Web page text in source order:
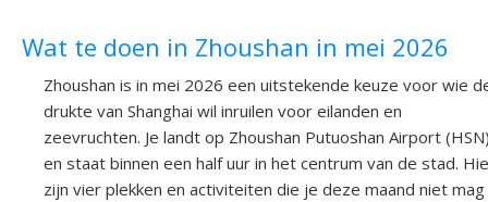
Wat te doen in Zhoushan in mei 2026
Zhoushan is in mei 2026 een uitstekende keuze voor wie
drukte van Shanghai wil inruilen voor eilanden en
zeevruchten. Je landt op Zhoushan Putuoshan Airport
en staat binnen een half uur in het centrum van de stad.
zijn vier plekken en activiteiten die je deze maand niet mag